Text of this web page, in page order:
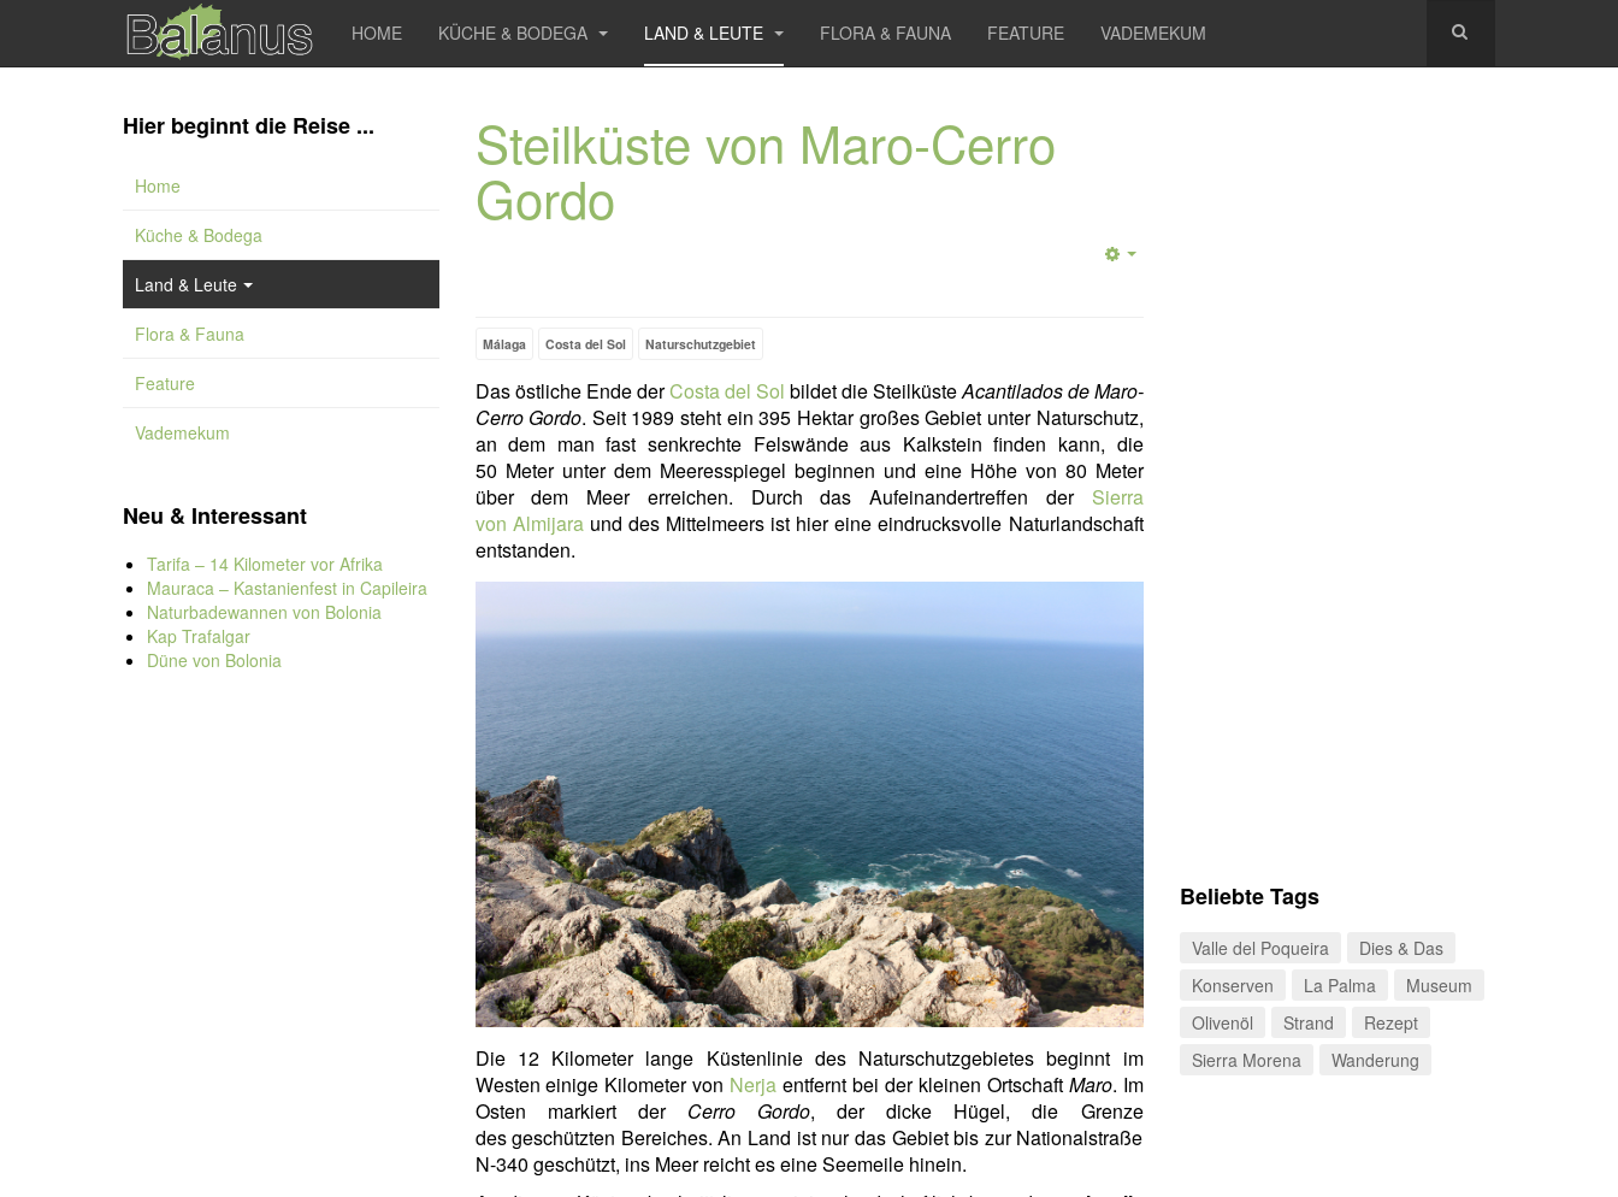
HOME KÜCHE & BODEGA LAND & LEUTE FLORA & FAUNA FEATURE VADEMEKUM
Steilküste von Maro-Cerro
Gordo
Málaga Costa del Sol Naturschutzgebiet
Das östliche Ende derCosta del Sol bildet die SteilküsteAcantilados de Maro-
Cerro Gordo. Seit 1989 steht ein 395 Hektar großes Gebiet unter Naturschutz,
an dem man fast senkrechte Felswände aus Kalkstein finden kann, die
50 Meter unter dem Meeresspiegel beginnen und eine Höhe von 80 Meter
über dem Meer erreichen. Durch das Aufeinandertreffen der Sierra
von Almijaraund des Mittelmeers ist hier eine eindrucksvolle Naturlandschaft
entstanden.
Die 12 Kilometer lange Küstenlinie des Naturschutzgebietes beginnt im
Westen einige Kilometer von Nerja entfernt bei der kleinen Ortschaft Maro. Im
Osten markiert der Cerro Gordo, der dicke Hügel, die Grenze
des geschützten Bereiches. An Land ist nur das Gebiet bis zur Nationalstraße
N-340 geschützt, ins Meer reicht es eine Seemeile hinein.
Hier beginnt die Reise ...
Home
Küche & Bodega
Land & Leute
Flora & Fauna
Feature
Vademekum
Neu & Interessant
Tarifa – 14 Kilometer vor Afrika
Mauraca – Kastanienfest in Capileira
Naturbadewannen von Bolonia
Kap Trafalgar
Düne von Bolonia
Beliebte Tags
Valle del Poqueira
Dies & Das
Konserven
La Palma
Museum
Olivenöl
Strand
Rezept
Sierra Morena
Wanderung